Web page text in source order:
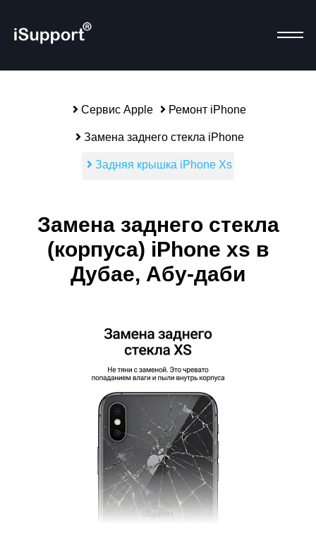
Сервис Apple Ремонт iPhone
Замена заднего стекла iPhone
Задняя крышка iPhone Xs
Замена заднего стекла
(корпуса) iPhone xs в
Дубае, Абу-даби